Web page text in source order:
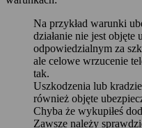
Na przykład warunki
działanie nie jest objęte
odpowiedzialnym za
ale celowe wrzucenie
tak.
Uszkodzenia lub
również objęte
Chyba że wykupiłeś
Zawsze należy